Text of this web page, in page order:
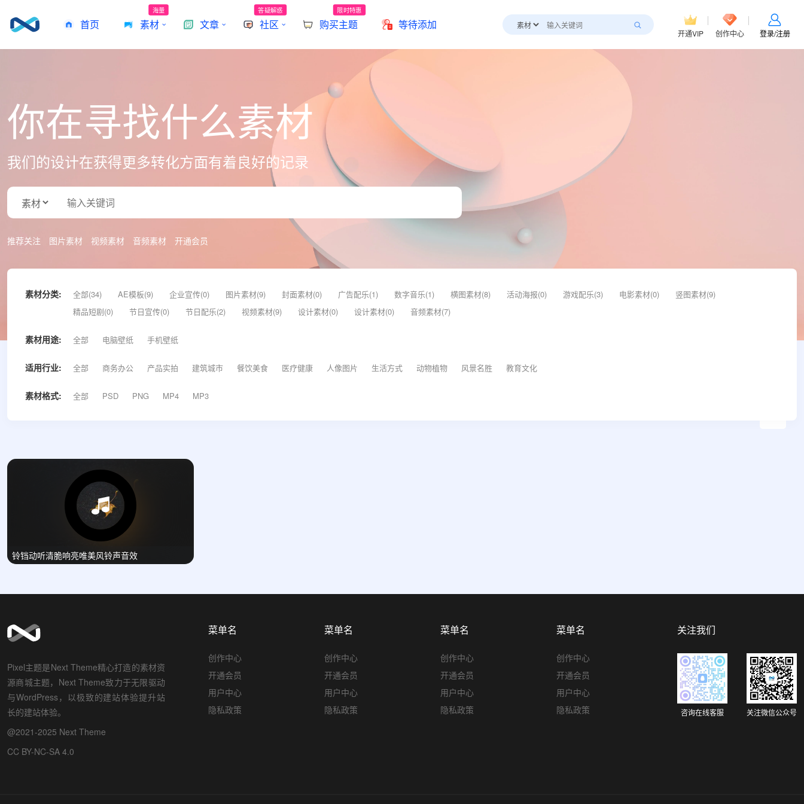
首页 素材
海量
文章 社区
答疑解惑
购买主题
限时特惠
等待添加
开通VIP 创作中心 登录/注册
你在寻找什么素材
我们的设计在获得更多转化方面有着良好的记录
推荐关注 图片素材 视频素材 音频素材 开通会员
素材分类: 全部(34) AE模板(9) 企业宣传(0) 图片素材(9) 封面素材(0) 广告配乐(1) 数字音乐(1) 横图素材(8) 活动海报(0) 游戏配乐(3) 电影素材(0)
竖图素材(9)
精品短剧(0)
节日宣传(0) 节日配乐(2) 视频素材(9) 设计素材(0) 设计素材(0) 音频素材(7)
素材用途: 全部 电脑壁纸 手机壁纸
适用行业: 全部 商务办公 产品实拍 建筑城市 餐饮美食 医疗健康 人像图片 生活方式 动物植物 风景名胜 教育文化
素材格式: 全部 PSD PNG MP4 MP3
铃铛动听清脆响亮唯美风铃声音效
Pixel主题是Next Theme精心打造的素材资
源商城主题，Next Theme致力于无限驱动
与WordPress，以极致的建站体验提升站
长的建站体验。
@2021-2025 Next Theme
CC BY-NC-SA 4.0
菜单名
创作中心
开通会员
用户中心
隐私政策
菜单名
创作中心
开通会员
用户中心
隐私政策
菜单名
创作中心
开通会员
用户中心
隐私政策
菜单名
创作中心
开通会员
用户中心
隐私政策
关注我们
咨询在线客服 关注微信公众号